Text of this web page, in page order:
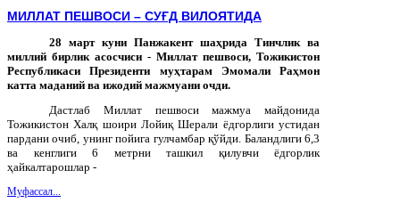
МИЛЛАТ ПЕШВОСИ – СУҒД ВИЛОЯТИДА
28март куни Панжакент шаҳрида Тинчлик ва
миллий бирлик асосчиси - Миллат пешвоси, Тожикистон
Республикаси
Президенти муҳтарам Эмомали
Раҳмон
катта маданий ва ижодий мажмуани очди.
Дастлаб Миллат пешвоси мажмуа майдонида
Тожикистон Халқ шоири Лойиқ Шерали ёдгорлиги устидан
пардани очиб, унинг пойига гулчамбар қўйди. Баландлиги 6,3
ва кенглиги 6 метрни ташкил қилувчи ёдгорлик
ҳайкалтарошлар -
Муфассал...